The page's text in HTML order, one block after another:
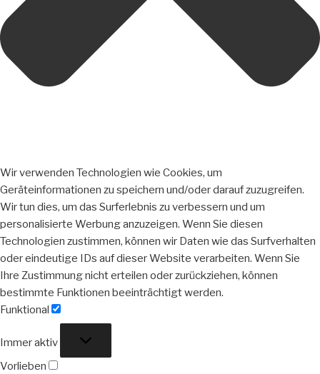
Wir verwenden Technologien wie Cookies, um
Geräteinformationen zu speichern und/oder darauf zuzugreifen.
Wir tun dies, um das Surferlebnis zu verbessern und um
personalisierte Werbung anzuzeigen. Wenn Sie diesen
Technologien zustimmen, können wir Daten wie das Surfverhalten
oder eindeutige IDs auf dieser Website verarbeiten. Wenn Sie
Ihre Zustimmung nicht erteilen oder zurückziehen, können
bestimmte Funktionen beeinträchtigt werden.
Funktional
Immer aktiv
Vorlieben